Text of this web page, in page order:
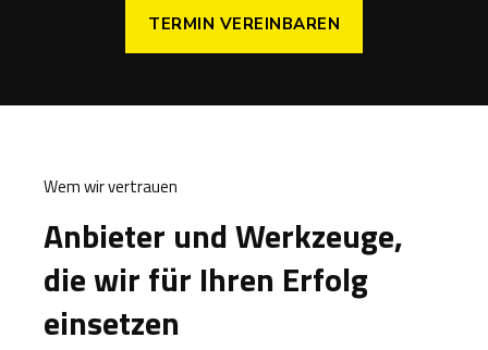
TERMIN VEREINBAREN
Wem wir vertrauen
Anbieter und Werkzeuge,
die wir für Ihren Erfolg
einsetzen